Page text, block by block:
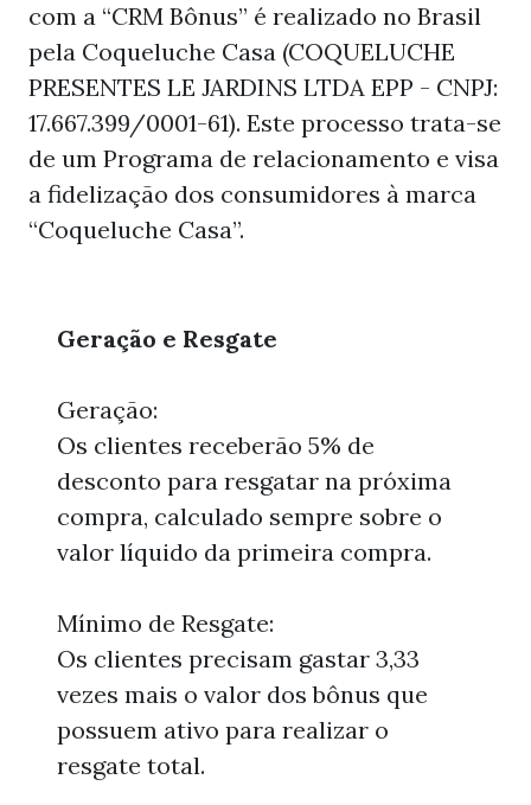
com a “CRM Bônus” é realizado no Brasil
pela Coqueluche Casa (COQUELUCHE
PRESENTES LE JARDINS LTDA EPP - CNPJ:
17.667.399/0001-61). Este processo trata-se
de um Programa de relacionamento e visa
a fidelização dos consumidores à marca
“Coqueluche Casa”.
Geração e Resgate
Geração:
Os clientes receberão 5% de
desconto para resgatar na próxima
compra, calculado sempre sobre o
valor líquido da primeira compra.
Mínimo de Resgate:
Os clientes precisam gastar 3,33
vezes mais o valor dos bônus que
possuem ativo para realizar o
resgate total.